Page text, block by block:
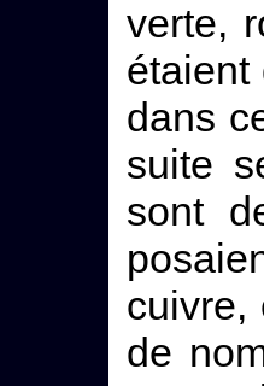
verte,
étaient
dans
suite
sont
cuivre,
de